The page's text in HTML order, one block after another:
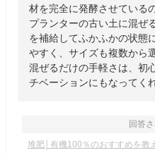
材を完全に発酵させている
プランターの古い土に混ぜ
を補給してふかふかの状態
やすく、サイズも複数から
混ぜるだけの手軽さは、初
チベーションにもなってく
回答
堆肥│有機100％のおすすめを教